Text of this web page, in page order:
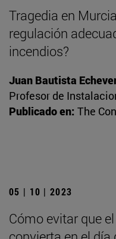
Tragedia en
regulación
incendios?
Juan Bautista
Profesor de
Publicado en: The
05 | 10 | 2023
Cómo evitar que